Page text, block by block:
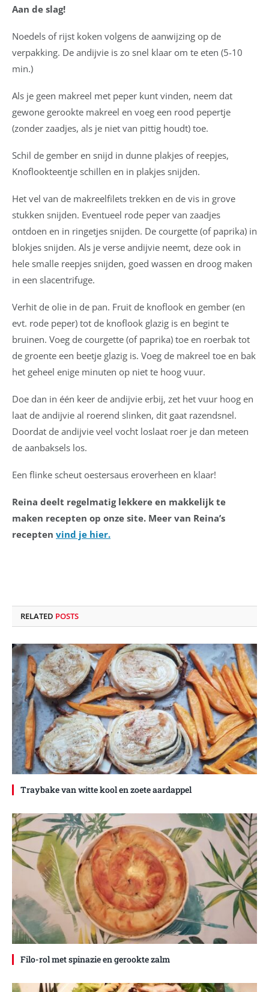
Aan de slag!
Noedels of rijst koken volgens de aanwijzing op de
verpakking. De andijvie is zo snel klaar om te eten (5-10
min.)
Als je geen makreel met peper kunt vinden, neem dat
gewone gerookte makreel en voeg een rood pepertje
(zonder zaadjes, als je niet van pittig houdt) toe.
Schil de gember en snijd in dunne plakjes of reepjes,
Knoflookteentje schillen en in plakjes snijden.
Het vel van de makreelfilets trekken en de vis in grove
stukken snijden. Eventueel rode peper van zaadjes
ontdoen en in ringetjes snijden. De courgette (of paprika) in
blokjes snijden. Als je verse andijvie neemt, deze ook in
hele smalle reepjes snijden, goed wassen en droog maken
in een slacentrifuge.
Verhit de olie in de pan. Fruit de knoflook en gember (en
evt. rode peper) tot de knoflook glazig is en begint te
bruinen. Voeg de courgette (of paprika) toe en roerbak tot
de groente een beetje glazig is. Voeg de makreel toe en bak
het geheel enige minuten op niet te hoog vuur.
Doe dan in één keer de andijvie erbij, zet het vuur hoog en
laat de andijvie al roerend slinken, dit gaat razendsnel.
Doordat de andijvie veel vocht loslaat roer je dan meteen
de aanbaksels los.
Een flinke scheut oestersaus eroverheen en klaar!
Reina deelt regelmatig lekkere en makkelijk te
maken recepten op onze site. Meer van Reina’s
recepten vind je hier.
RELATED POSTS
Traybake van witte kool en zoete aardappel
Filo-rol met spinazie en gerookte zalm